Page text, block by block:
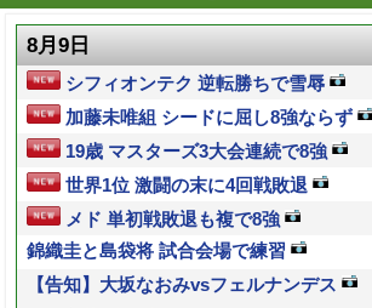
8月9日
シフィオンテク 逆転勝ちで雪辱
加藤未唯組 シードに屈し8強ならず
19歳 マスターズ3大会連続で8強
世界1位 激闘の末に4回戦敗退
メド 単初戦敗退も複で8強
錦織圭と島袋将 試合会場で練習
【告知】大坂なおみvsフェルナンデス